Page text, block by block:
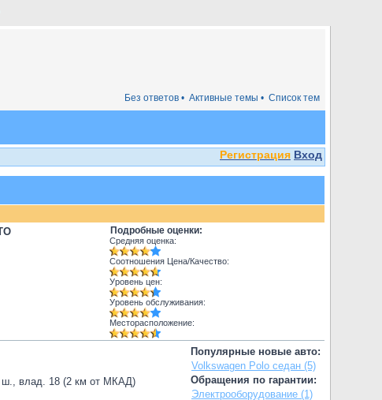
Список тем
Активные темы •
Без ответов •
Регистрация Вход
Подробные оценки:
Средняя оценка:
Соотношения Цена/Качество:
Уровень цен:
Уровень обслуживания:
Месторасположение:
Популярные новые авто:
Volkswagen Polo седан (5)
Обращения по гарантии:
Электрооборудование (1)
ш., влад. 18 (2 км от МКАД)